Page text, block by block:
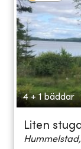
4 + 1 bäddar
Liten